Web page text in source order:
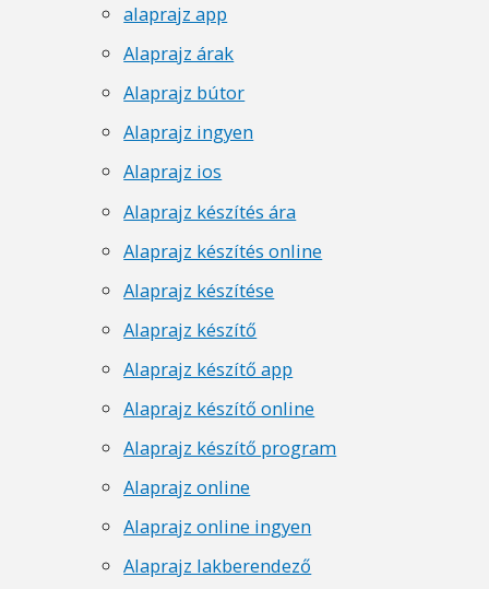
alaprajz app
Alaprajz árak
Alaprajz bútor
Alaprajz ingyen
Alaprajz ios
Alaprajz készítés ára
Alaprajz készítés online
Alaprajz készítése
Alaprajz készítő
Alaprajz készítő app
Alaprajz készítő online
Alaprajz készítő program
Alaprajz online
Alaprajz online ingyen
Alaprajz lakberendező